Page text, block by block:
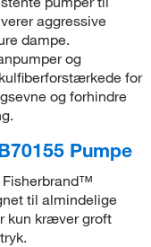
aggressive
dampe.
og
for
og forhindre
Pumpe
Fisherbrand™
til almindelige
kun kræver groft